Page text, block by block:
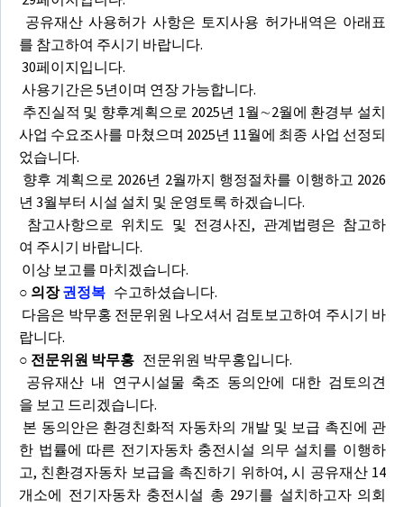
공유재산 사용허가 사항은 토지사용 허가내역은 아래표
를 참고하여 주시기 바랍니다.
30페이지입니다.
사용기간은 5년이며 연장 가능합니다.
추진실적 및 향후계획으로 2025년 1월∼2월에 환경부 설치
사업 수요조사를 마쳤으며 2025년 11월에 최종 사업 선정되
었습니다.
향후 계획으로 2026년 2월까지 행정절차를 이행하고 2026
년 3월부터 시설 설치 및 운영토록 하겠습니다.
참고사항으로 위치도 및 전경사진, 관계법령은 참고하
여 주시기 바랍니다.
이상 보고를 마치겠습니다.
○ 의장권정복 수고하셨습니다.
다음은 박무홍 전문위원 나오셔서 검토보고하여 주시기 바
랍니다.
○ 전문위원 박무홍 전문위원 박무홍입니다.
공유재산 내 연구시설물 축조 동의안에 대한 검토의견
을 보고 드리겠습니다.
본 동의안은 환경친화적 자동차의 개발 및 보급 촉진에 관
한 법률에 따른 전기자동차 충전시설 의무 설치를 이행하
고, 친환경자동차 보급을 촉진하기 위하여, 시 공유재산 14
개소에 전기자동차 충전시설 총 29기를 설치하고자 의회